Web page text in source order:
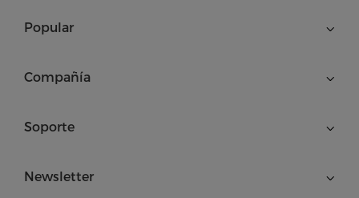
Popular
Compañía
Soporte
Newsletter